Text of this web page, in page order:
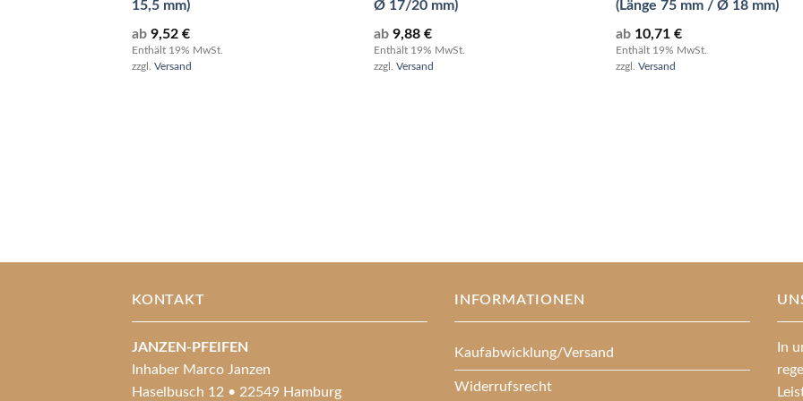
15,5 mm)
ab 9,52 €
Enthält 19% MwSt.
zzgl. Versand
Ø 17/20 mm)
ab9,88€
Enthält 19% MwSt.
zzgl.Versand
(Länge 75 mm / Ø 18 mm)
ab 10,71€
Enthält 19% MwSt.
zzgl.Versand
KONTAKT
JANZEN-PFEIFEN
Inhaber Marco Janzen
Haselbusch 12 • 22549 Hamburg
INFORMATIONEN
Kaufabwicklung/Versand
Widerrufsrecht
In